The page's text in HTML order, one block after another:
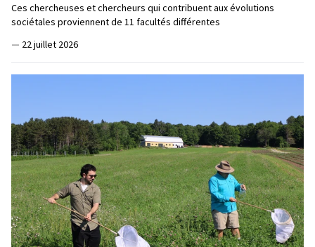
Ces chercheuses et chercheurs qui contribuent aux évolutions
sociétales proviennent de 11 facultés différentes
— 22 juillet 2026